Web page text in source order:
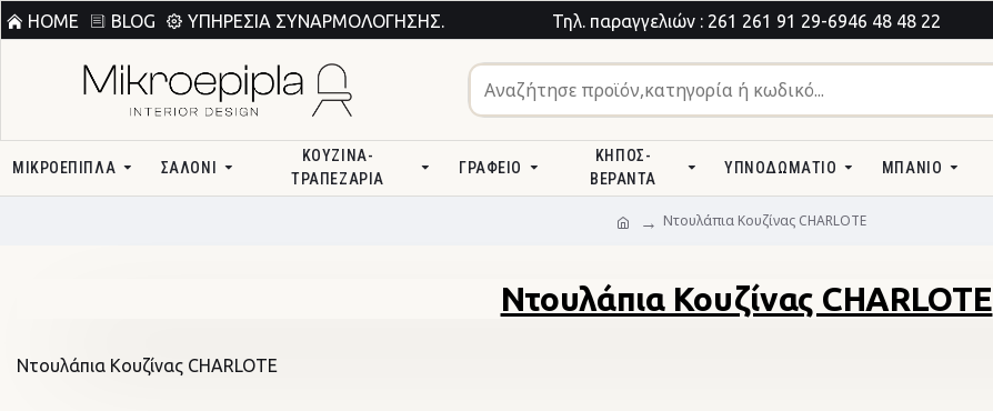
HOME BLOG ΥΠΗΡΕΣΊΑ ΣΥΝΑΡΜΟΛΌΓΗΣΗΣ. Τηλ. παραγγελιών : 261 261 91 29-6946 48 48 22
ΜΙΚΡΟΕΠΙΠΛΑ ΣΑΛΌΝΙ
ΚΟΥΖΊΝΑ-
ΤΡΑΠΕΖΑΡΊΑ
ΓΡΑΦΕΊΟ
ΚΉΠΟΣ-
ΒΕΡΆΝΤΑ
ΥΠΝΟΔΩΜΆΤΙΟ ΜΠΆΝΙΟ
Ντουλάπια Κουζίνας CHARLOTE
Ντουλάπια Κουζίνας CHARLOTE
Ντουλάπια Κουζίνας CHARLOTE